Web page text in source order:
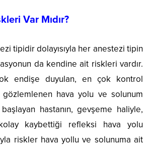
Var Mıdır?
tipidir dolayısıyla her anestezi tipin
da kendine ait riskleri vardır.
endişe duyulan, en çok kontrol
gözlemlenen hava yolu ve solunum
hastanın, gevşeme haliyle,
kaybettiği refleksi hava yolu
riskler hava yollu ve solunuma ait
bir
kırı­
Bunlardan
önemlisi
Ağı
Yüz
bölgesi
bir
deriye
olan
ALTUĞ
Pınar
cildinin
nemli